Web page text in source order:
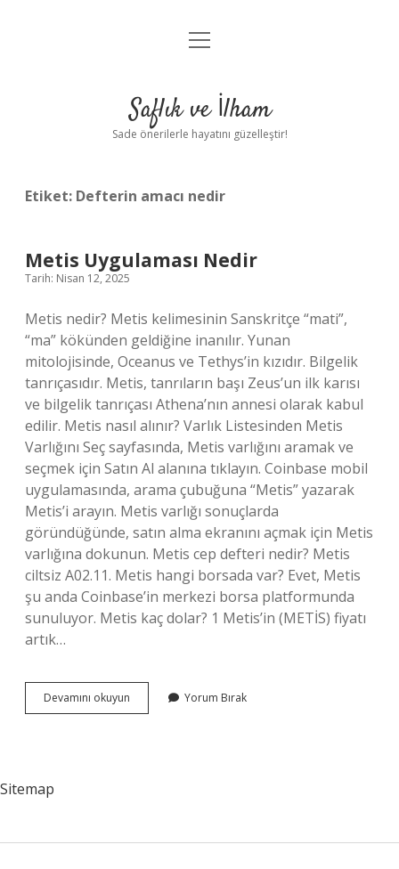
Anasayfa
Yasal Uyarı
menüyü
Saflık ve İlham
Sade önerilerle hayatını güzelleştir!
Etiket: Defterin amacı nedir
Metis Uygulaması Nedir
Tarih: Nisan 12, 2025
Metis nedir? Metis kelimesinin Sanskritçe “mati”,
“ma” kökünden geldiğine inanılır. Yunan
mitolojisinde, Oceanus ve Tethys’in kızıdır. Bilgelik
tanrıçasıdır. Metis, tanrıların başı Zeus’un ilk karısı
ve bilgelik tanrıçası Athena’nın annesi olarak kabul
edilir. Metis nasıl alınır? Varlık Listesinden Metis
Varlığını Seç sayfasında, Metis varlığını aramak ve
seçmek için Satın Al alanına tıklayın. Coinbase mobil
uygulamasında, arama çubuğuna “Metis” yazarak
Metis’i arayın. Metis varlığı sonuçlarda
göründüğünde, satın alma ekranını açmak için Metis
varlığına dokunun. Metis cep defteri nedir? Metis
ciltsiz A02.11. Metis hangi borsada var? Evet, Metis
şu anda Coinbase’in merkezi borsa platformunda
sunuluyor. Metis kaç dolar? 1 Metis’in (METİS) fiyatı
artık…
Devamını okuyun
Uygulaması
Yorum Bırak
Sitemap